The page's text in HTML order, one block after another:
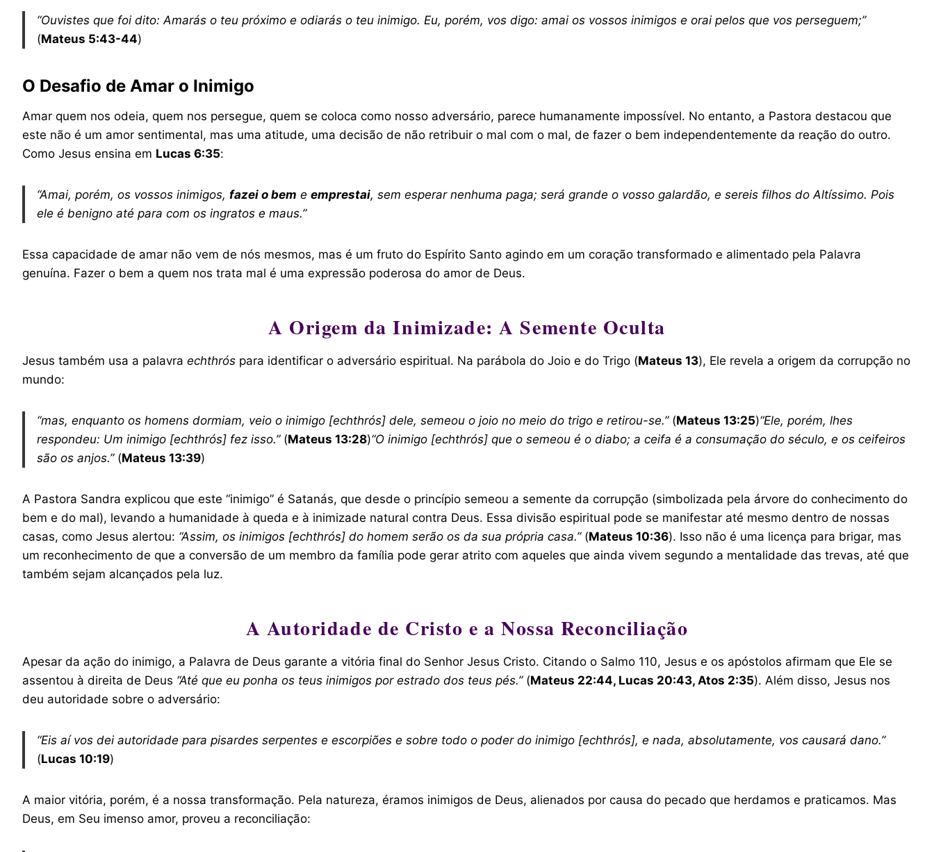
“Ouvistes que foi dito: Amarás o teu próximo e odiarás o teu inimigo. Eu, porém, vos digo: amai os vossos inimigos e orai pelos que vos perseguem;”
(Mateus 5:43-44)
O Desafio de Amar o Inimigo
Amar quem nos odeia, quem nos persegue, quem se coloca como nosso adversário, parece humanamente impossível. No entanto, a Pastora destacou que
este não é um amor sentimental, mas uma atitude, uma decisão de não retribuir o mal com o mal, de fazer o bem independentemente da reação do outro.
Como Jesus ensina em Lucas 6:35:
“Amai, porém, os vossos inimigos, fazei o bem e emprestai, sem esperar nenhuma paga; será grande o vosso galardão, e sereis filhos do Altíssimo. Pois
ele é benigno até para com os ingratos e maus.”
Essa capacidade de amar não vem de nós mesmos, mas é um fruto do Espírito Santo agindo em um coração transformado e alimentado pela Palavra
genuína. Fazer o bem a quem nos trata mal é uma expressão poderosa do amor de Deus.
A Origem da Inimizade: A Semente Oculta
Jesus também usa a palavra echthrós para identificar o adversário espiritual. Na parábola do Joio e do Trigo (Mateus 13), Ele revela a origem da corrupção no
mundo:
“mas, enquanto os homens dormiam, veio o inimigo [echthrós] dele, semeou o joio no meio do trigo e retirou-se.”(Mateus 13:25)“Ele, porém, lhes
respondeu: Um inimigo [echthrós] fez isso.”(Mateus 13:28)“O inimigo [echthrós] que o semeou é o diabo; a ceifa é a consumação do século, e os ceifeiros
são os anjos.”(Mateus 13:39)
A Pastora Sandra explicou que este “inimigo” é Satanás, que desde o princípio semeou a semente da corrupção (simbolizada pela árvore do conhecimento do
bem e do mal), levando a humanidade à queda e à inimizade natural contra Deus. Essa divisão espiritual pode se manifestar até mesmo dentro de nossas
casas, como Jesus alertou: “Assim, os inimigos [echthrós] do homem serão os da sua própria casa.”(Mateus 10:36). Isso não é uma licença para brigar, mas
um reconhecimento de que a conversão de um membro da família pode gerar atrito com aqueles que ainda vivem segundo a mentalidade das trevas, até que
também sejam alcançados pela luz.
A Autoridade de Cristo e a Nossa Reconciliação
Apesar da ação do inimigo, a Palavra de Deus garante a vitória final do Senhor Jesus Cristo. Citando o Salmo 110, Jesus e os apóstolos afirmam que Ele se
assentou à direita de Deus “Até que eu ponha os teus inimigos por estrado dos teus pés.”(Mateus 22:44, Lucas 20:43, Atos 2:35). Além disso, Jesus nos
deu autoridade sobre o adversário:
“Eis aí vos dei autoridade para pisardes serpentes e escorpiões e sobre todo o poder do inimigo [echthrós], e nada, absolutamente, vos causará dano.”
(Lucas 10:19)
A maior vitória, porém, é a nossa transformação. Pela natureza, éramos inimigos de Deus, alienados por causa do pecado que herdamos e praticamos. Mas
Deus, em Seu imenso amor, proveu a reconciliação: